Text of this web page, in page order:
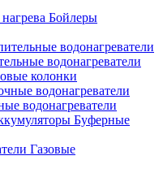
Бойлеры
водонагреватели
колонки
водонагреватели
Буферные
Газовые